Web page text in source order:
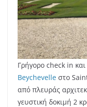
Γρήγορο check in
Beychevelle στο
από πλευράς
γευστική δοκιμή 2